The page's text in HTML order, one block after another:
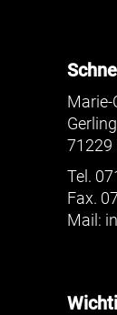
Marie-
71229
Tel.
Fax.
Mail: